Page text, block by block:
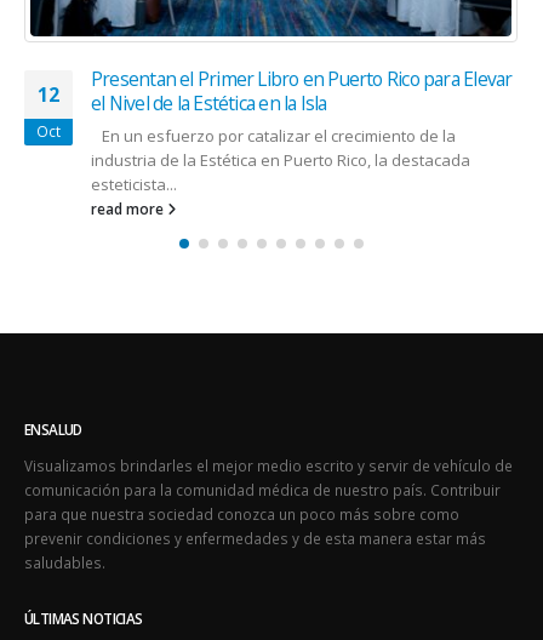
ENSALUD
Visualizamos brindarles el mejor medio escrito y servir de vehículo de
comunicación para la comunidad médica de nuestro país. Contribuir
prevenir condiciones y enfermedades y de esta manera estar más
ÚLTIMAS NOTICIAS
El Acompañamiento es vitales en los sobrevivientes
July 10, 2026
Oops, our twitter feed is unavailable right now.